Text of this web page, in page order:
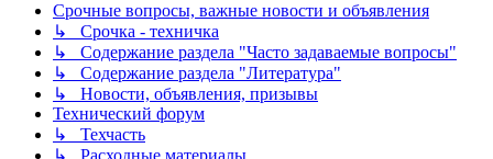
Срочные вопросы, важные новости и объявления
↳ Срочка - техничка
↳ Содержание раздела "Часто задаваемые вопросы"
↳ Содержание раздела "Литература"
↳ Новости, объявления, призывы
Технический форум
↳ Техчасть